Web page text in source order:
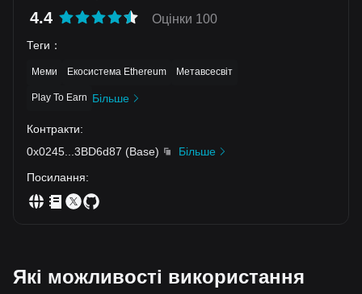
4.4 Оцінки 100
Теги ：
Меми Екосистема Ethereum Метавсесвіт
Play To Earn Більше
Контракти:
0x0245
3BD6d87 (Base)
Більше
Посилання:
Які можливості використання